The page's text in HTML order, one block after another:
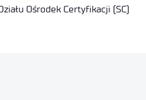
Ośrodek Certyfikacji (SC)